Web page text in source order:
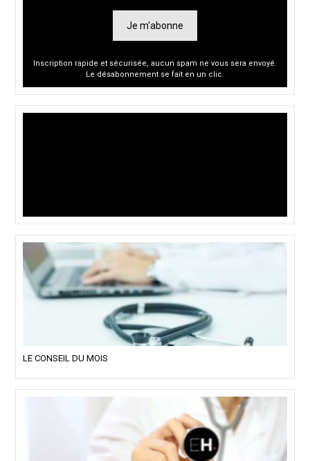
Je m'abonne
Inscription rapide et sécurisée, aucun spam ne vous sera envoyé.
Le désabonnement se fait en un clic.
LE CONSEIL DU MOIS